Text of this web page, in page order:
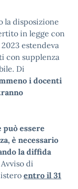
la disposizione
in legge con
estendeva
con supplenza
Di
i docenti
può essere
è necessario
la diffida
di
entro il 31